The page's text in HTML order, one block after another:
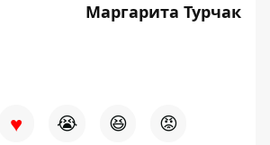
Маргарита Турчак
♥ 😭 😆 😡